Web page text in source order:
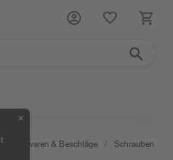
✕
Eisenwaren & Beschläge / Schrauben